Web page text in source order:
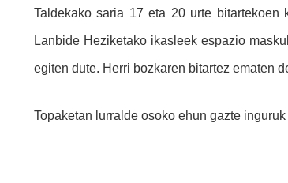
Taldekako saria 17 eta 20 urte bitartekoen
Lanbide Heziketako ikasleek espazio
egiten dute. Herri bozkaren bitartez ematen
Topaketan lurralde osoko ehun gazte